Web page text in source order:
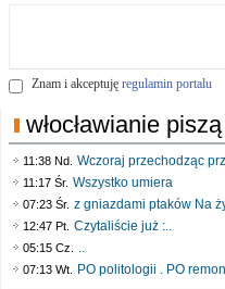
Znam i akceptuję regulamin portalu
włocławianie piszą
11:38 Nd. Wczoraj przechodząc
11:17 Śr. Wszystko umiera
07:23 Śr. z gniazdami ptaków Na
12:47 Pt. Czytaliście już :..
05:15 Cz. ..
07:13 Wt. PO politologii . PO